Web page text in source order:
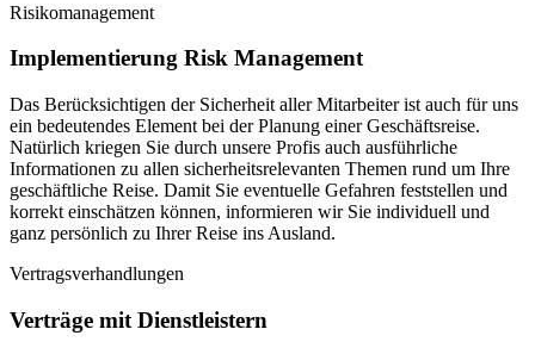
Risikomanagement
Implementierung Risk Management
Das Berücksichtigen der Sicherheit aller Mitarbeiter ist auch für uns
ein bedeutendes Element bei der Planung einer Geschäftsreise.
Natürlich kriegen Sie durch unsere Profis auch ausführliche
Informationen zu allen sicherheitsrelevanten Themen rund um Ihre
geschäftliche Reise. Damit Sie eventuelle Gefahren feststellen und
korrekt einschätzen können, informieren wir Sie individuell und
ganz persönlich zu Ihrer Reise ins Ausland.
Vertragsverhandlungen
Verträge mit Dienstleistern